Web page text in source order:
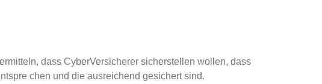
dass Cyber­Versicherer sicherstellen wollen, dass
chen und die ausreichend gesichert sind.